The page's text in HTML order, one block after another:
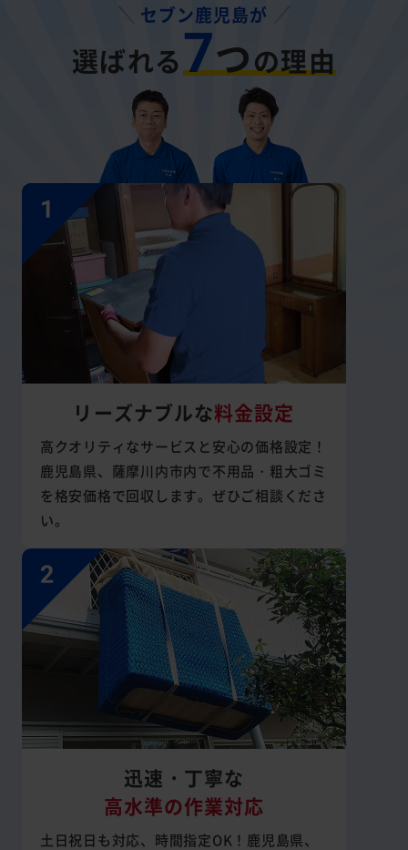
セブン鹿児島が
選ばれる7つの理由
リーズナブルな料金設定
高クオリティなサービスと安心の価格設定！
鹿児島県、薩摩川内市内で不用品・粗大ゴミ
を格安価格で回収します。ぜひご相談くださ
い。
迅速・丁寧な
高水準の作業対応
土日祝日も対応、時間指定OK！鹿児島県、